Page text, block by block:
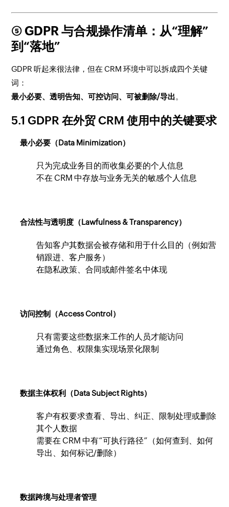
⑤ GDPR 与合规操作清单：从“理解”
到“落地”
GDPR 听起来很法律，但在 CRM 环境中可以拆成四个关键
词：
最小必要、透明告知、可控访问、可被删除/导出。
5.1 GDPR 在外贸 CRM 使用中的关键要求
最小必要（Data Minimization）
只为完成业务目的而收集必要的个人信息
不在 CRM 中存放与业务无关的敏感个人信息
合法性与透明度（Lawfulness & Transparency）
告知客户其数据会被存储和用于什么目的（例如营
销跟进、客户服务）
在隐私政策、合同或邮件签名中体现
访问控制（Access Control）
只有需要这些数据来工作的人员才能访问
通过角色、权限集实现场景化限制
数据主体权利（Data Subject Rights）
客户有权要求查看、导出、纠正、限制处理或删除
其个人数据
需要在 CRM 中有“可执行路径”（如何查到、如何
导出、如何标记/删除）
数据跨境与处理者管理